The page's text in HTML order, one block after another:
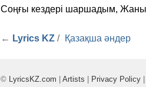
Соңғы кездері шарша­дым,
← Lyrics KZ / Қазақша әндер
© LyricsKZ.com Artists Privacy Policy